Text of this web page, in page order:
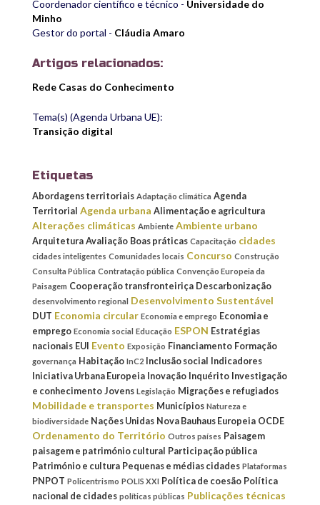
Coordenador científico e técnico - Universidade do
Minho
Gestor do portal - Cláudia Amaro
Artigos relacionados:
Rede Casas do Conhecimento
Tema(s) (Agenda Urbana UE):
Transição digital
Etiquetas
Abordagens territoriais Adaptação climática Agenda
Territorial Agenda urbana Alimentação e agricultura
Alterações climáticas Ambiente Ambiente urbano
Arquitetura Avaliação Boas práticas Capacitação cidades
cidades inteligentes Comunidades locais Concurso Construção
Consulta Pública Contratação pública Convenção Europeia da
Paisagem Cooperação transfronteiriça Descarbonização
desenvolvimento regional Desenvolvimento Sustentável
DUT Economia circular Economia e emprego Economia e
emprego Economia social Educação ESPON Estratégias
nacionais EUI Evento Exposição Financiamento Formação
governança Habitação InC2 Inclusão social
Indicadores
Iniciativa Urbana Europeia Inovação Inquérito Investigação
e conhecimento Jovens Legislação Migrações e refugiados
Mobilidade e transportes Municípios Natureza e
biodiversidade Nações Unidas Nova Bauhaus Europeia OCDE
Ordenamento do Território Outros países Paisagem
paisagem e património cultural Participação pública
Património e cultura Pequenas e médias cidades Plataformas
PNPOT Policentrismo POLIS XXI Política de coesão Política
nacional de cidades políticas públicas Publicações técnicas